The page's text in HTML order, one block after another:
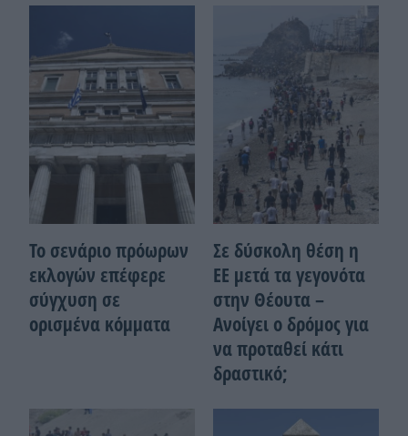
Το σενάριο πρόωρων
εκλογών επέφερε
σύγχυση σε
ορισμένα κόμματα
Σε δύσκολη θέση η
ΕΕ μετά τα γεγονότα
στην Θέουτα –
Ανοίγει ο δρόμος για
να προταθεί κάτι
δραστικό;